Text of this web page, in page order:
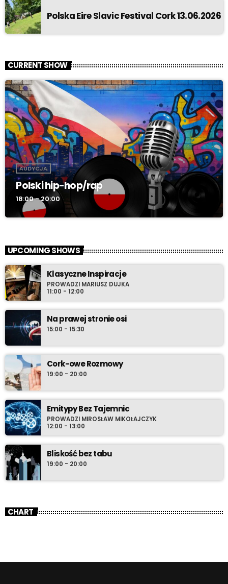
Polska Eire Slavic Festival Cork 13.06.2026
CURRENT SHOW
AUDYCJA
Polski hip-hop/rap
18:00 - 20:00
UPCOMING SHOWS
Klasyczne Inspiracje
PROWADZI MARIUSZ DUJKA
11:00 - 12:00
Na prawej stronie osi
15:00 - 15:30
Cork-owe Rozmowy
19:00 - 20:00
Emitypy Bez Tajemnic
PROWADZI MIROSŁAW MIKOŁAJCZYK
12:00 - 13:00
Bliskość bez tabu
19:00 - 20:00
CHART